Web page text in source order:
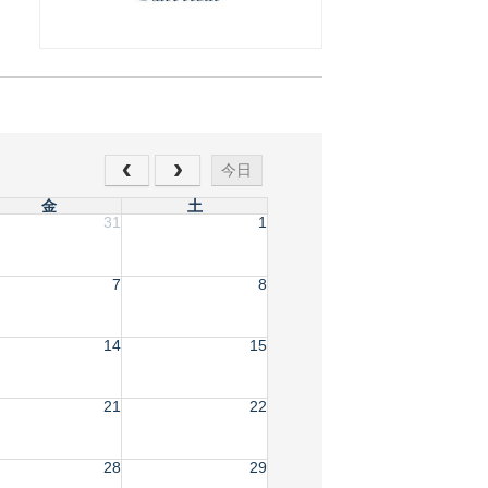
今日
金
土
31
1
7 8
14 15
21 22
28 29